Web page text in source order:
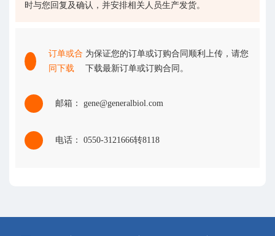
时与您回复及确认，并安排相关人员生产发货。
订单或合
同下载
为保证您的订单或订购合同顺利上传，请您
下载最新订单或订购合同。
邮箱： gene@generalbiol.com
电话： 0550-3121666转8118